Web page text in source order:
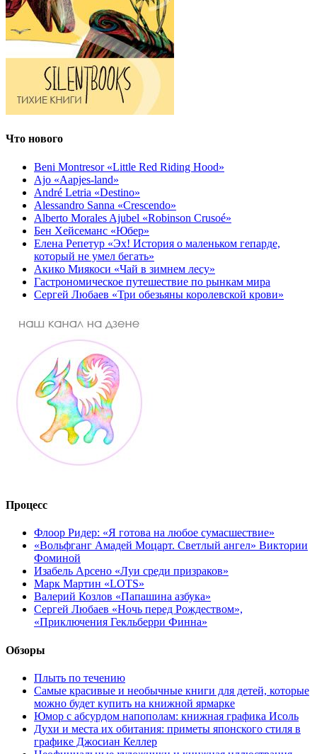
Что нового
Beni Montresor «Little Red Riding Hood»
Ajo «Aapjes-land»
André Letria «Destino»
Alessandro Sanna «Crescendo»
Alberto Morales Ajubel «Robinson Crusoé»
Бен Хейсеманс «Юбер»
Елена Репетур «Эх! История о маленьком гепарде,
который не умел бегать»
Акико Миякоси «Чай в зимнем лесу»
Гастрономическое путешествие по рынкам мира
Сергей Любаев «Три обезьяны королевской крови»
Процесс
Флоор Ридер: «Я готова на любое сумасшествие»
«Вольфганг Амадей Моцарт. Светлый ангел» Виктории
Фоминой
Изабель Арсено «Луи среди призраков»
Марк Мартин «LOTS»
Валерий Козлов «Папашина азбука»
Сергей Любаев «Ночь перед Рождеством»,
«Приключения Гекльберри Финна»
Обзоры
Плыть по течению
Самые красивые и необычные книги для детей, которые
можно будет купить на книжной ярмарке
Юмор с абсурдом напополам: книжная графика Исоль
Духи и места их обитания: приметы японского стиля в
графике Джосиан Келлер